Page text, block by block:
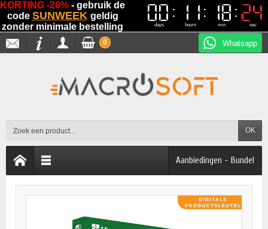
KORTING -20% - gebruik de
code SUNWEEK geldig
zonder minimale bestelling
00
00
days
11
11
hours
18
18
min
23
23
sec
Whatsapp
OK
0
Aanbiedingen - Bundel